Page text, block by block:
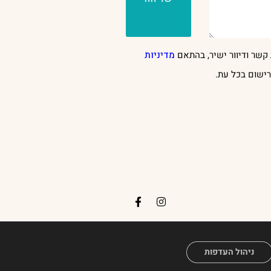
ודיוור ישיר, בהתאם מדיניות
בכל עת.
ניהול העדפות